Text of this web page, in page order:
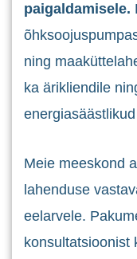
paigaldamisele.
ning
ka ärikliendile
Meie meeskond
lahenduse
eelarvele.
konsultatsioonist